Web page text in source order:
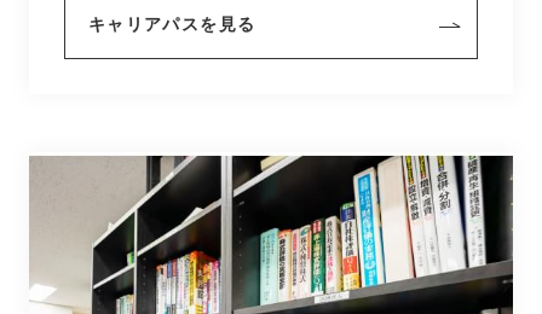
キャリアパスを見る